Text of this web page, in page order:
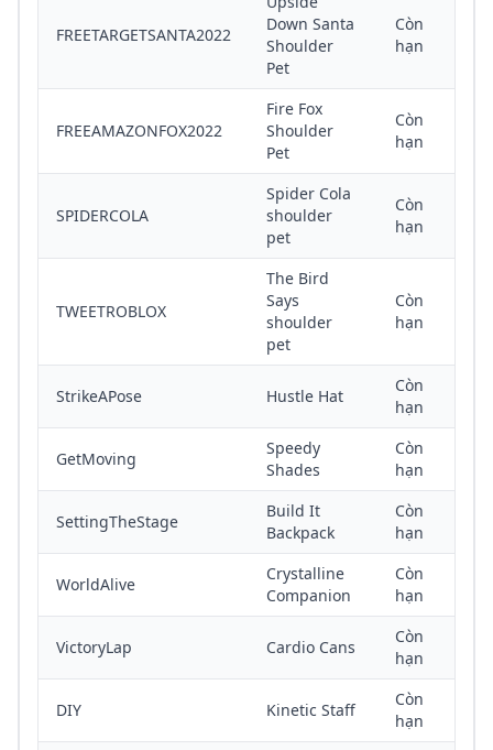
FREETARGETSANTA2022
Down Santa
Shoulder
Pet
Còn
hạn
FREEAMAZONFOX2022
Fire Fox
Shoulder
Pet
Còn
hạn
SPIDERCOLA
Spider Cola
shoulder
pet
Còn
hạn
TWEETROBLOX
The Bird
Says
shoulder
pet
Còn
hạn
StrikeAPose Hustle Hat
Còn
hạn
GetMoving
Speedy
Shades
Còn
hạn
SettingTheStage
Build It
Backpack
Còn
hạn
WorldAlive
Crystalline
Companion
Còn
hạn
VictoryLap Cardio Cans
Còn
hạn
DIY Kinetic Staff
Còn
hạn